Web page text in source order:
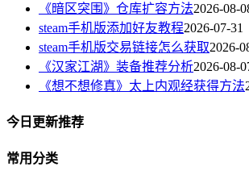
《暗区突围》仓库扩容方法2026-08-
steam手机版添加好友教程2026-07-31
steam手机版交易链接怎么获取2026-
《汉家江湖》装备推荐分析2026-08-
《想不想修真》太上内观经获得方法
今日更新推荐
常用分类